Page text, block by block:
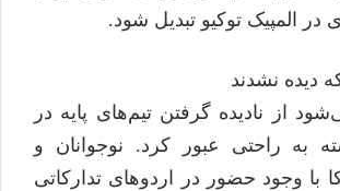
در المپیک توکیو تبدیل شود.
دیده نشدند
از نادیده گرفتن تیم‌های پایه در
به راحتی عبور کرد. نوجوانان و
کا با وجود حضور در اردو‌های تدارکاتی